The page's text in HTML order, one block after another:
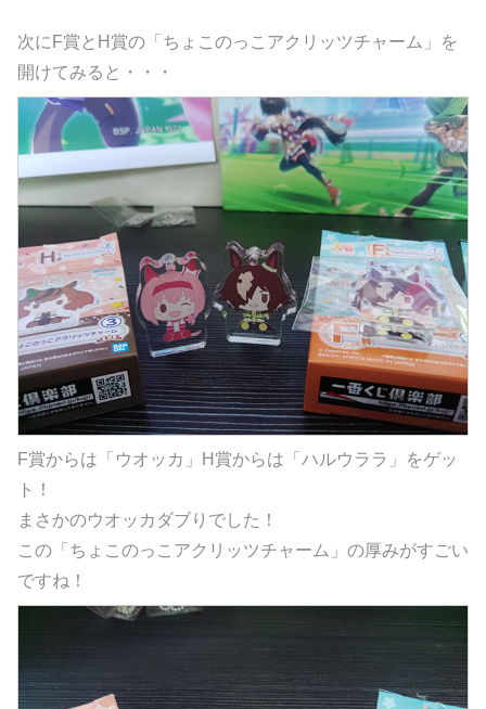
次にF賞とH賞の「ちょこのっこアクリッツチャーム」を
開けてみると・・・
F賞からは「ウオッカ」H賞からは「ハルウララ」をゲッ
ト！
まさかのウオッカダブりでした！
この「ちょこのっこアクリッツチャーム」の厚みがすごい
ですね！